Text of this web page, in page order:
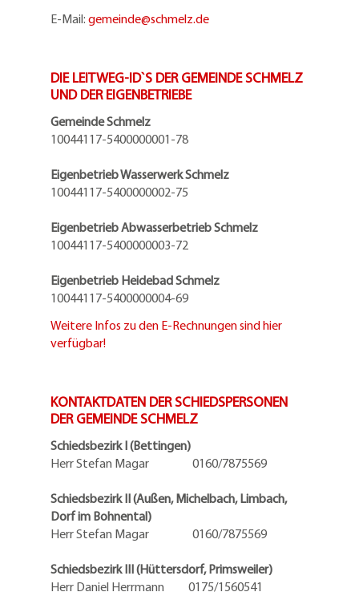
E-Mail: gemeinde@schmelz.de
DIE LEITWEG-ID`S DER GEMEINDE SCHMELZ
UND DER EIGENBETRIEBE
Gemeinde Schmelz
10044117-5400000001-78
Eigenbetrieb Wasserwerk Schmelz
10044117-5400000002-75
Eigenbetrieb Abwasserbetrieb Schmelz
10044117-5400000003-72
Eigenbetrieb Heidebad Schmelz
10044117-5400000004-69
Weitere Infos zu den E-Rechnungen sind hier
verfügbar!
KONTAKTDATEN DER SCHIEDSPERSONEN
DER GEMEINDE SCHMELZ
Schiedsbezirk I (Bettingen)
Herr Stefan Magar 0160/7875569
Schiedsbezirk II (Außen, Michelbach, Limbach,
Dorf im Bohnental)
Herr Stefan Magar 0160/7875569
Schiedsbezirk III (Hüttersdorf, Primsweiler)
Herr Daniel Herrmann 0175/1560541